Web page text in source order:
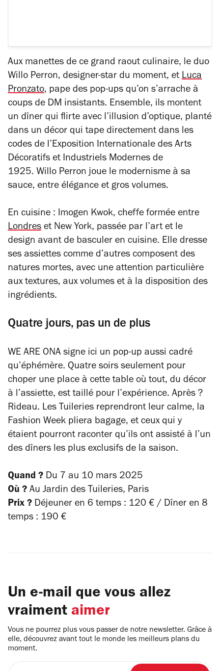
Aux manettes de ce grand raout culinaire, le duo
Willo Perron, designer-star du moment, et Luca
Pronzato, pape des pop-ups qu’on s’arrache à
coups de DM insistants. Ensemble, ils montent
un dîner qui flirte avec l’illusion d’optique, planté
dans un décor qui tape directement dans les
codes de l’Exposition Internationale des Arts
Décoratifs et Industriels Modernes de
1925. Willo Perron joue le modernisme à sa
sauce, entre élégance et gros volumes.
En cuisine : Imogen Kwok, cheffe formée entre
Londres et New York, passée par l’art et le
design avant de basculer en cuisine. Elle dresse
ses assiettes comme d’autres composent des
natures mortes, avec une attention particulière
aux textures, aux volumes et à la disposition des
ingrédients.
Quatre jours, pas un de plus
WE ARE ONA signe ici un pop-up aussi cadré
qu’éphémère. Quatre soirs seulement pour
choper une place à cette table où tout, du décor
à l’assiette, est taillé pour l’expérience. Après ?
Rideau. Les Tuileries reprendront leur calme, la
Fashion Week pliera bagage, et ceux qui y
étaient pourront raconter qu’ils ont assisté à l’un
des dîners les plus exclusifs de la saison.
Quand ? Du 7 au 10 mars 2025
Où ? Au Jardin des Tuileries, Paris
Prix ? Déjeuner en 6 temps : 120 € / Dîner en 8
temps : 190 €
Un e-mail que vous allez
vraiment aimer
Vous ne pourrez plus vous passer de notre newsletter. Grâce à
elle, découvrez avant tout le monde les meilleurs plans du
moment.